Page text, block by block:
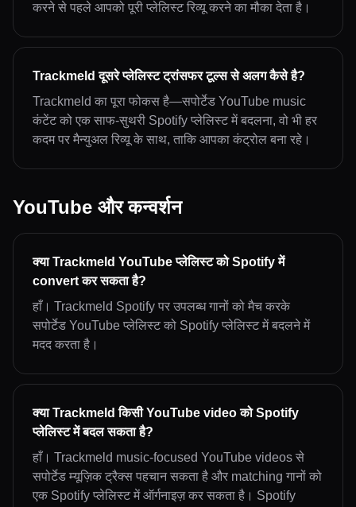
करने से पहले आपको पूरी प्लेलिस्ट रिव्यू करने का मौका देता है।
Trackmeld दूसरे प्लेलिस्ट ट्रांसफर टूल्स से अलग कैसे है?
Trackmeld का पूरा फोकस है—सपोर्टेड YouTube music
कंटेंट को एक साफ-सुथरी Spotify प्लेलिस्ट में बदलना, वो भी हर
कदम पर मैन्युअल रिव्यू के साथ, ताकि आपका कंट्रोल बना रहे।
YouTube और कन्वर्शन
क्या Trackmeld YouTube प्लेलिस्ट को Spotify में
convert कर सकता है?
हाँ। Trackmeld Spotify पर उपलब्ध गानों को मैच करके
सपोर्टेड YouTube प्लेलिस्ट को Spotify प्लेलिस्ट में बदलने में
मदद करता है।
क्या Trackmeld किसी YouTube video को Spotify
प्लेलिस्ट में बदल सकता है?
हाँ। Trackmeld music-focused YouTube videos से
सपोर्टेड म्यूज़िक ट्रैक्स पहचान सकता है और matching गानों को
एक Spotify प्लेलिस्ट में ऑर्गनाइज़ कर सकता है। Spotify